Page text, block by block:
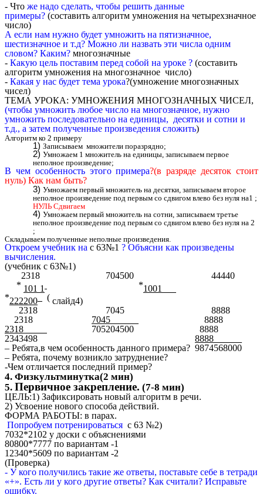
- Что же надо сделать, чтобы решить данные
примеры? (составить алгоритм умножения на четырехзначное
число)
А если нам нужно будет умножить на пятизначное,
шестизначное и т.д? Можно ли назвать эти числа одним
словом? Каким? многозначные
- Какую цель поставим перед собой на уроке ? (составить
алгоритм умножения на многозначное число)
- Какая у нас будет тема урока?(умножение многозначных
чисел)
ТЕМА УРОКА: УМНОЖЕНИЯ МНОГОЗНАЧНЫХ ЧИСЕЛ,
(чтобы умножить любое число на многозначное, нужно
умножить последовательно на единицы, десятки и сотни и
т.д., а затем полученные произведения сложить)
Алгоритм ко 2 примеру
Записываем множители поразрядно;
Умножаем 1 множитель на единицы, записываем первое
неполное произведение;
В чем особенность этого примера?(в разряде десяток стоит
нуль) Как нам быть?
Умножаем первый множитель на десятки, записываем второе
неполное произведение под первым со сдвигом влево без нуля на1 ;
НУЛЬ Сдвигаем
Умножаем первый множитель на сотни, записываем третье
неполное произведение под первым со сдвигом влево без нуля на 2
;
Складываем полученные неполные произведения.
Откроем учебник на с 63№1 ? Объясни как произведены
вычисления.
(учебник с 63№1)
2318 704500 44440
* 101 1 *1001
*222200 ( слайд4)
2318 7045 8888
2318 7045
8888
2318____
705204500 8888
2343498 8888______
– Ребята,в чем особенность данного примера? 9874568000
– Ребята, почему возникло затруднение?
-Чем отличается последний пример?
4. Физкультминутка(2 мин)
5. Первичное закрепление. (7-8 мин)
ЦЕЛЬ:1) Зафиксировать новый алгоритм в речи.
2) Усвоение нового способа действий.
ФОРМА РАБОТЫ: в парах.
Попробуем потренироваться с 63 №2)
7032*2102 у доски с объяснениями
80800*7777 по вариантам -1
12340*5609 по вариантам -2
(Проверка)
- У кого получились такие же ответы, поставьте себе в тетради
«+». Есть ли у кого другие ответы? Как считали? Исправьте
ошибку.